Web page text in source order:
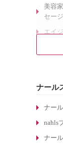
美容
セージ
エイ
お肌
敏感
しわ
毛穴
くす
ナール
ナー
nahls
ナー